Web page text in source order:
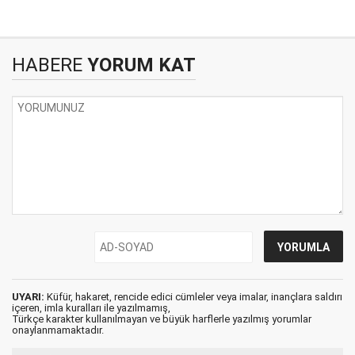
HABERE YORUM KAT
UYARI: Küfür, hakaret, rencide edici cümleler veya imalar, inançlara saldırı
içeren, imla kuralları ile yazılmamış,
Türkçe karakter kullanılmayan ve büyük harflerle yazılmış yorumlar
onaylanmamaktadır.